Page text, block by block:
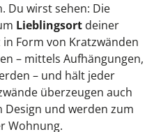
Du wirst sehen: Die
Lieblingsort deiner
Form von Kratzwänden
– mittels Aufhängungen,
– und hält jeder
überzeugen auch
und werden zum
Wohnung.